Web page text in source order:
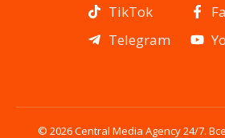
TikTok
Telegram
© 2026 Central Media Agency 24/7.